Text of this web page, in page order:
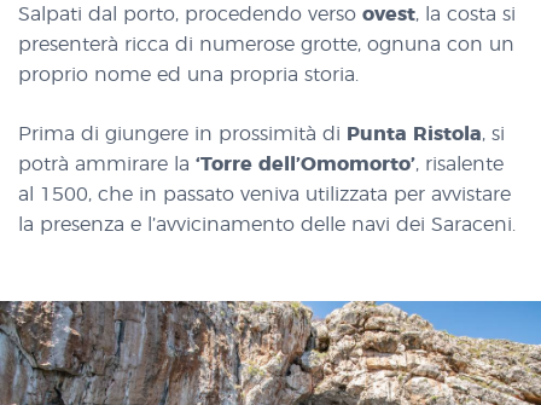
Salpati dal porto, procedendo verso ovest, la costa si
presenterà ricca di numerose grotte, ognuna con un
proprio nome ed una propria storia.
Prima di giungere in prossimità di Punta Ristola, si
potrà ammirare la ‘Torre dell’Omomorto’, risalente
al 1500, che in passato veniva utilizzata per avvistare
la presenza e l’avvicinamento delle navi dei Saraceni.